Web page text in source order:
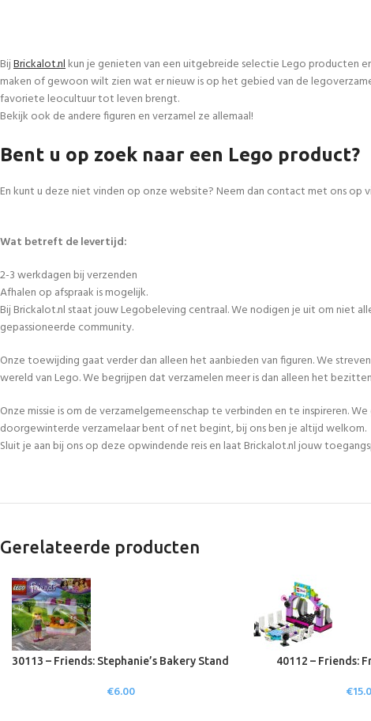
BijBrickalot.nlkun je genieten van een uitgebreide selectie Lego producten
maken of gewoon wilt zien wat er nieuw is op het gebied van de
favoriete leocultuur tot leven brengt.
Bekijk ook de andere figuren en verzamel ze allemaal!
Bent u op zoek naar een Lego product?
En kunt u deze niet vinden op onze website? Neem dan contact met ons op
Wat betreft de levertijd:
2-3 werkdagen bij verzenden
Afhalen op afspraak is mogelijk.
Bij Brickalot.nl staat jouw Legobeleving centraal. We nodigen je uit om niet
gepassioneerde community.
Onze toewijding gaat verder dan alleen het aanbieden van figuren. We
wereld van Lego. We begrijpen dat verzamelen meer is dan alleen het
Onze missie is om de verzamelgemeenschap te verbinden en te inspireren.
doorgewinterde verzamelaar bent of net begint, bij ons ben je altijd welkom.
Sluit je aan bij ons op deze opwindende reis en laat Brickalot.nl jouw
Gerelateerde producten
30113 – Friends: Stephanie’s Bakery Stand
€6.00
40112 – Friends:
€